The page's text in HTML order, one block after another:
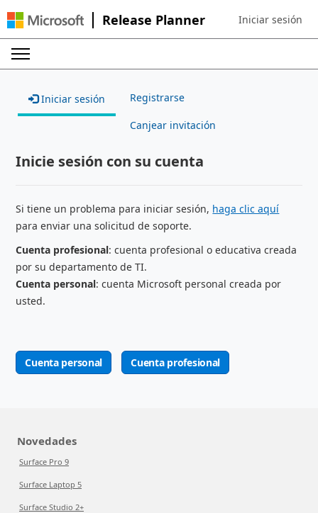
Release Planner Sign in to your
Iniciar sesión
Iniciar sesión Registrarse
Canjear invitación
Inicie sesión con su cuenta
Si tiene un problema para iniciar sesión, haga clic aquí
para enviar una solicitud de soporte.
Cuenta profesional: cuenta profesional o educativa creada
por su departamento de TI.
Cuenta personal: cuenta Microsoft personal creada por
usted.
Cuenta personal Cuenta profesional
Novedades
Surface Pro 9
Surface Laptop 5
Surface Studio 2+